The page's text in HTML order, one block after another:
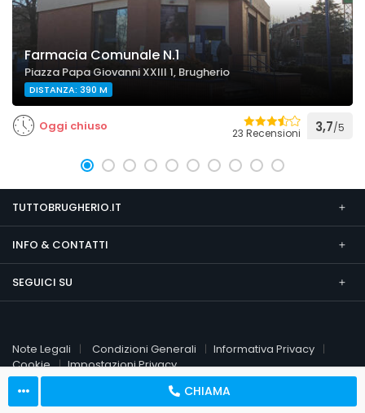
CHIAMA
Farmacia Comunale N.1
Piazza Papa Giovanni XXIII 1, Brugherio
DISTANZA: 390 M
Oggi chiuso 23 Recensioni 3,7/5
TUTTOBRUGHERIO.IT
INFO & CONTATTI
SEGUICI SU
Note Legali Condizioni Generali
Informativa Privacy
Cookie
Impostazioni Privacy
© 2026 TuttoBrugherio.it